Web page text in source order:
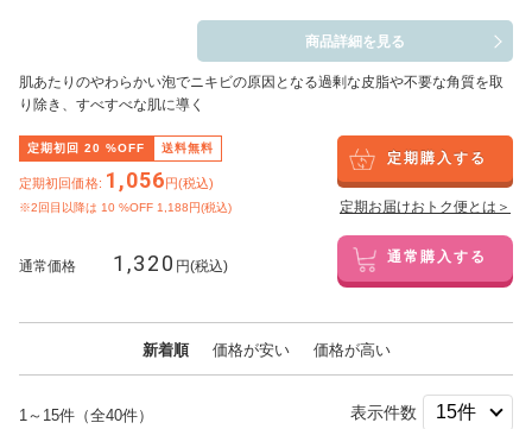
商品詳細を見る
肌あたりのやわらかい泡でニキビの原因となる過剰な皮脂や不要な角質を取
り除き、すべすべな肌に導く
定期初回 20 %OFF 送料無料
定期初回価格: 1,056円(税込)
※2回目以降は 10 %OFF 1,188円(税込)
定期購入する
定期お届けおトク便とは＞
通常価格 1,320 円(税込) 通常購入する
新着順 価格が安い 価格が高い
1～15件（全40件） 表示件数